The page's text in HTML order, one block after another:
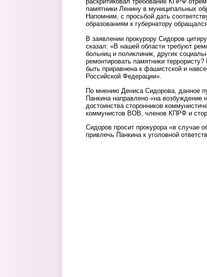
памятники Ленину в муниципальных
Напомним, с просьбой дать
образованиям к губернатору
В заявлении прокурору Сидоров
сказал: «В нашей области требуют
больниц и поликлиник, других
ремонтировать памятники
быть приравнена к фашистской и
Российской Федерации».
По мнению Дениса Сидорова, данное
Панкина направлено «на возбуждение
достоинства сторонников
коммунистов ВОВ, членов КПРФ и
Сидоров просит прокурора «в случае
привлечь Панкина к уголовной